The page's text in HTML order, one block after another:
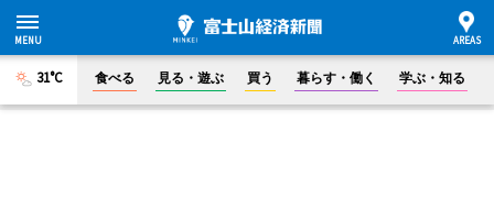
31°C 食べる 見る・遊ぶ 買う 暮らす・働く 学ぶ・知る